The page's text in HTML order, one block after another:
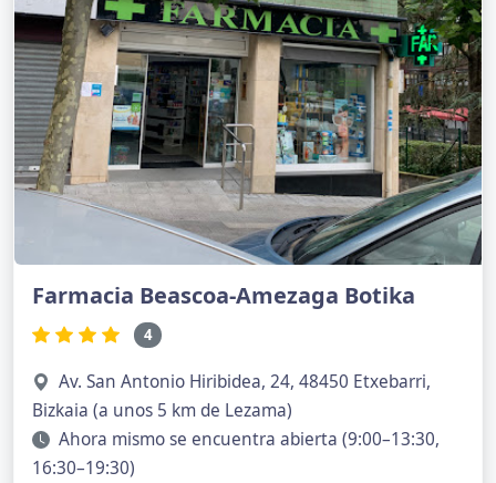
Farmacia Beascoa-Amezaga Botika
4
Av. San Antonio Hiribidea, 24, 48450 Etxebarri,
Bizkaia (a unos 5 km de Lezama)
Ahora mismo se encuentra abierta (9:00–13:30,
16:30–19:30)